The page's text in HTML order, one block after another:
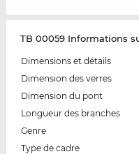
TB 00059 Informations
Dimensions et détails
Dimension des verres
Dimension du pont
Longueur des branches
Genre
Type de cadre